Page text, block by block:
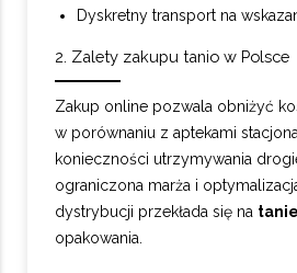
Dyskretny transport na
2. Zalety zakupu tanio w Polsce
Zakup online pozwala obniżyć
w porównaniu z aptekami
konieczności utrzymywania
ograniczona marża i
dystrybucji przekłada się na
opakowania.